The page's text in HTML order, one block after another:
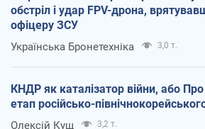
обстріл і удар FPV-дрона,
офіцеру ЗСУ
Українська Бронетехніка 3,0 т.
КНДР як каталізатор війни, або
етап російсько-
Олексій Кущ 3,2 т.